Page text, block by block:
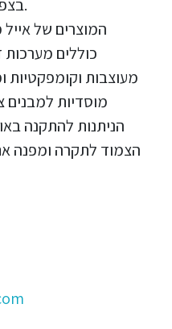
בצפון הארץ.
המוצרים של
כוללים מערכות
מעוצבות וקומפקטיות
מוסדיות למבנים
הניתנות להתקנה
הצמוד לתקרה ומפנה